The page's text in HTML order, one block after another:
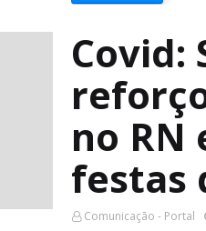
Covid:
no
festas
Comunicação - Portal